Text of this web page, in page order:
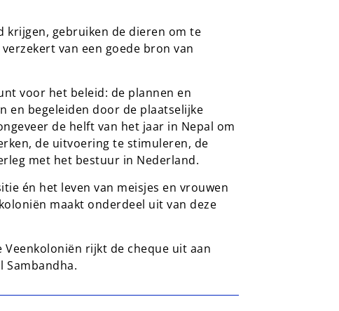
krijgen, gebruiken de dieren om te
van een goede bron van
voor het beleid: de plannen en
en begeleiden door de plaatselijke
de helft van het jaar in Nepal om
de uitvoering te stimuleren, de
met het bestuur in Nederland.
én het leven van meisjes en vrouwen
maakt onderdeel uit van deze
rijkt de cheque uit aan
Sambandha.